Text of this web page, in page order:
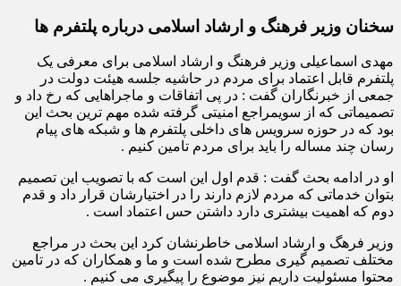
سخنان وزیر فرهنگ و ارشاد اسلامی درباره پلتفرم ها
مهدی اسماعیلی وزیر فرهنگ و ارشاد اسلامی برای معرفی یک
پلتفرم قابل اعتماد برای مردم در حاشیه جلسه هیئت دولت در
جمعی از خبرنگاران گفت : در پی اتفاقات و ماجراهایی که رخ داد و
تصمیماتی که از سویمراجع امنیتی گرفته شده مهم ترین بحث این
بود که در حوزه سرویس های داخلی پلتفرم ها و شبکه های پیام
رسان چند مساله را باید برای مردم تامین کنیم .
او در ادامه بحث گفت : قدم اول این است که با تصویب این تصمیم
بتوان خدماتی که مردم لازم دارند را در اختیارشان قرار داد و قدم
دوم که اهمیت بیشتری دارد داشتن حس اعتماد است .
وزیر فرهگ و ارشاد اسلامی خاطرنشان کرد این بحث در مراجع
مختلف تصمیم گیری مطرح شده است و ما و همکاران که در تامین
محتوا مسئولیت داریم نیز موضوع را پیگیری می کنیم .